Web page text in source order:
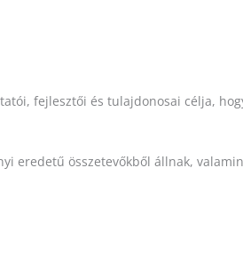
fejlesztői és tulajdonosai célja,
eredetű összetevőkből állnak,